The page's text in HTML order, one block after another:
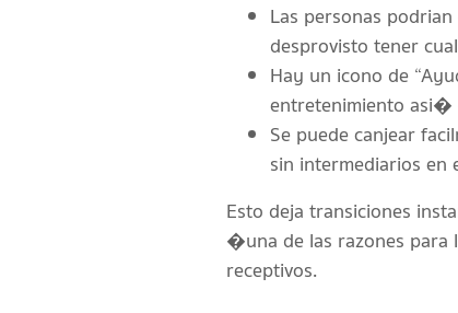
Las personas
desprovisto tener
Hay un icono de
entretenimiento asi�
Se puede canjear
sin intermediarios en
Esto deja transiciones
�una de las razones para
receptivos.